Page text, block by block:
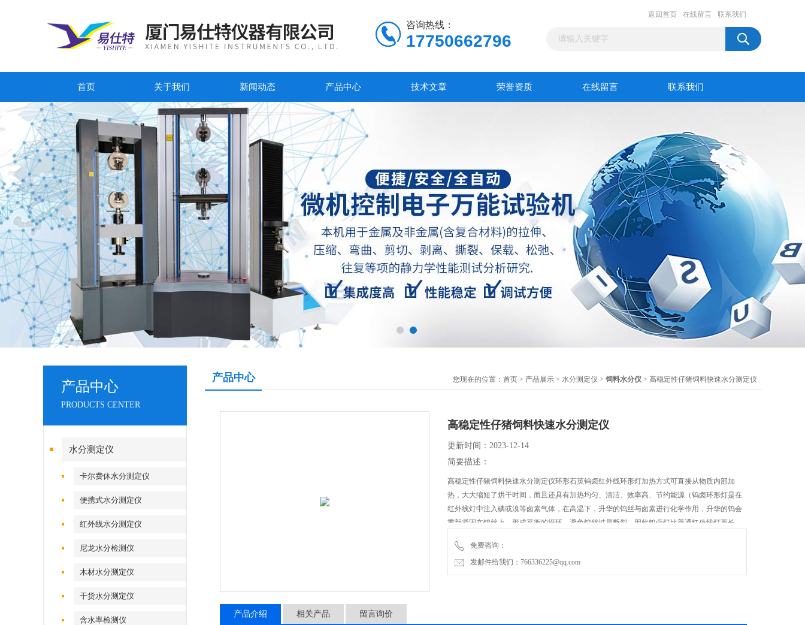
咨询热线：
17750662796
返回首页 在线留言 联系我们
首页 关于我们 新闻动态 产品中心 技术文章 荣誉资质 在线留言 联系我们
产品中心
PRODUCTS CENTER
水分测定仪
卡尔费休水分测定仪
便携式水分测定仪
红外线水分测定仪
尼龙水分检测仪
木材水分测定仪
干货水分测定仪
含水率检测仪
产品中心 您现在的位置： 首页 > 产品展示 > 水分测定仪 > 饲料水分仪 > 高稳定性仔猪饲料快速水分测定仪
高稳定性仔猪饲料快速水分测定仪
更新时间：2023-12-14
简要描述：
高稳定性仔猪饲料快速水分测定仪环形石英钨卤红外线环形灯加热方式可直接从物质内部加
热，大大缩短了烘干时间，而且还具有加热均匀、清洁、效率高、节约能源（钨卤环形灯是在
红外线灯中注入碘或溴等卤素气体，在高温下，升华的钨丝与卤素进行化学作用，升华的钨会
重新凝固在钨丝上，形成平衡的循环，避免钨丝过早断裂。因此钨卤灯比普通红外线灯更长
免费咨询：
发邮件给我们：766336225@qq.com
产品介绍 相关产品 留言询价